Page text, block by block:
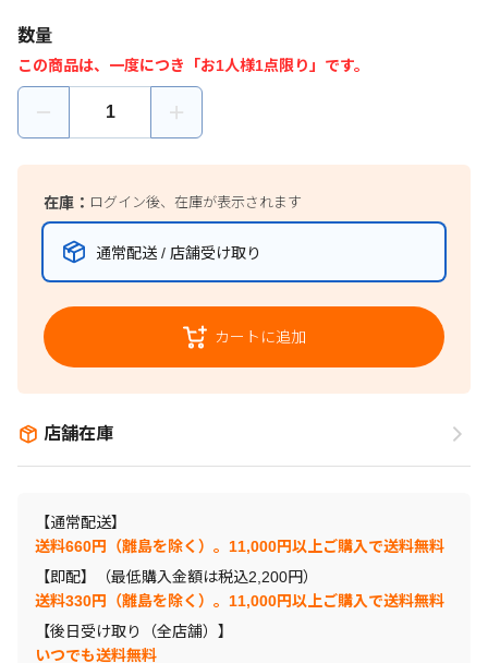
数量
この商品は、一度につき「お1人様1点限り」です。
在庫： ログイン後、在庫が表示されます
通常配送 / 店舗受け取り
カートに追加
店舗在庫
【通常配送】
送料660円（離島を除く）。11,000円以上ご購入で送料無料
【即配】（最低購入金額は税込2,200円）
送料330円（離島を除く）。11,000円以上ご購入で送料無料
【後日受け取り（全店舗）】
いつでも送料無料